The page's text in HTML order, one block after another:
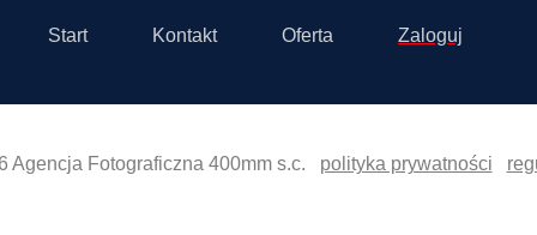
Start Kontakt Oferta Zaloguj
Agencja Fotograficzna 400mm s.c. polityka prywatności